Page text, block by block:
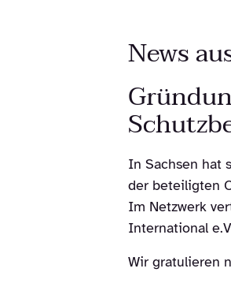
News
In Sachsen hat
der beteiligten
Im Netzwerk
International
Wir gratulieren